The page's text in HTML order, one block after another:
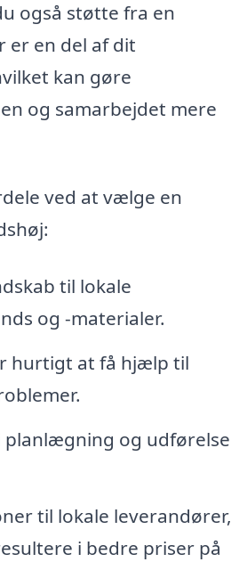
også støtte fra en
er en del af dit
kan gøre
og samarbejdet mere
ved at vælge en
til lokale
og -materialer.
hurtigt at få hjælp til
planlægning og udførelse
til lokale leverandører,
i bedre priser på